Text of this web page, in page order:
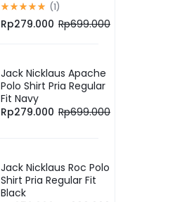
(1)
Rp279.000 Rp699.000
Jack Nicklaus Apache
Polo Shirt Pria Regular
Fit Navy
Rp279.000 Rp699.000
Jack Nicklaus Roc Polo
Shirt Pria Regular Fit
Black